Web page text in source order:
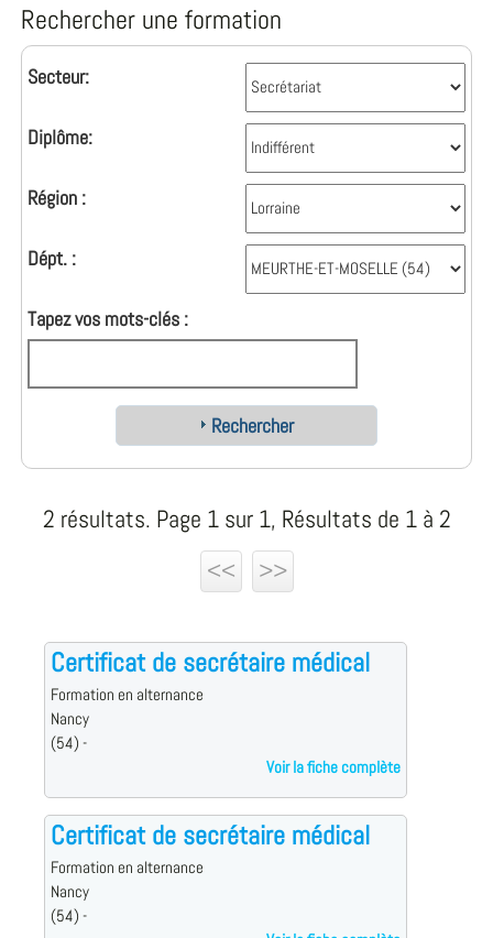
Rechercher une formation
Secteur:
Diplôme:
Région :
Dépt. :
Tapez vos mots-clés :
Rechercher
2 résultats. Page 1 sur 1, Résultats de 1 à 2
<<
>>
Certificat de secrétaire médical
Formation en alternance
Nancy
(54) -
Voir la fiche complète
Certificat de secrétaire médical
Formation en alternance
Nancy
(54) -